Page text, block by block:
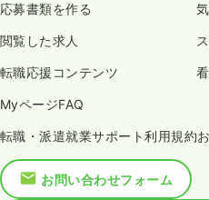
応募書類を作る
閲覧した求人
転職応援コンテンツ
MyページFAQ
転職・派遣就業サポート利用規約
お問い合わせフォーム